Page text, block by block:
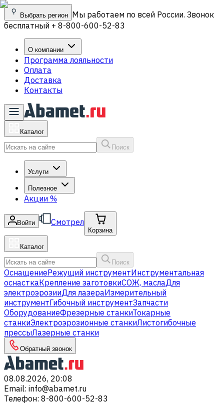
Выбрать регион Мы работаем по всей России. Звонок
бесплатный + 8-800-600-52-83
О компании
Программа лояльности
Оплата
Доставка
Контакты
Каталог
Поиск
Услуги
Полезное
Акции %
Войти Смотрел
Корзина
Каталог
Поиск
ОснащениеРежущий инструментИнструментальная
оснасткаКрепление заготовкиСОЖ, маслаДля
электроэрозииДля лазераИзмерительный
инструментГибочный инструментЗапчасти
ОборудованиеФрезерные станкиТокарные
станкиЭлектроэрозионные станкиЛистогибочные
прессыЛазерные станки
Обратный звонок
08.08.2026, 20:08
Email: info@abamet.ru
Телефон: 8-800-600-52-83